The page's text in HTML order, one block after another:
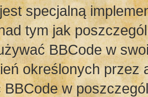
specjalną
tym jak
BBCode w
określonych przez
BBCode w